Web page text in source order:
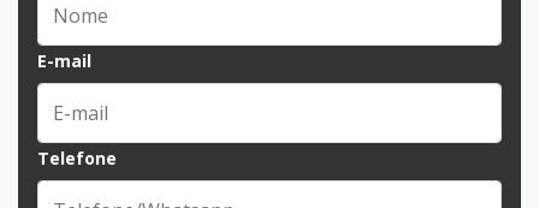
E-mail
Telefone